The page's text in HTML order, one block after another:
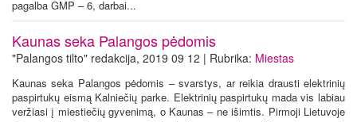
pagalba GMP – 6, darbai...
Kaunas seka Palangos pėdomis
"Palangos tilto" redakcija, 2019 09 12 | Rubrika: Miestas
Kaunas seka Palangos pėdomis – svarstys, ar reikia drausti elektrinių
paspirtukų eismą Kalniečių parke. Elektrinių paspirtukų mada vis labiau
veržiasi į miestiečių gyvenimą, o Kaunas – ne išimtis. Pirmoji Lietuvoje